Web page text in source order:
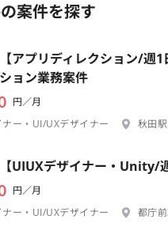
案件を探す
【アプリディレクション/週
ション業務案件
円／月
ー・UI/UXデザイナー
秋田駅
【UIUXデザイナー・Unity/
円／月
ー・UI/UXデザイナー
都庁